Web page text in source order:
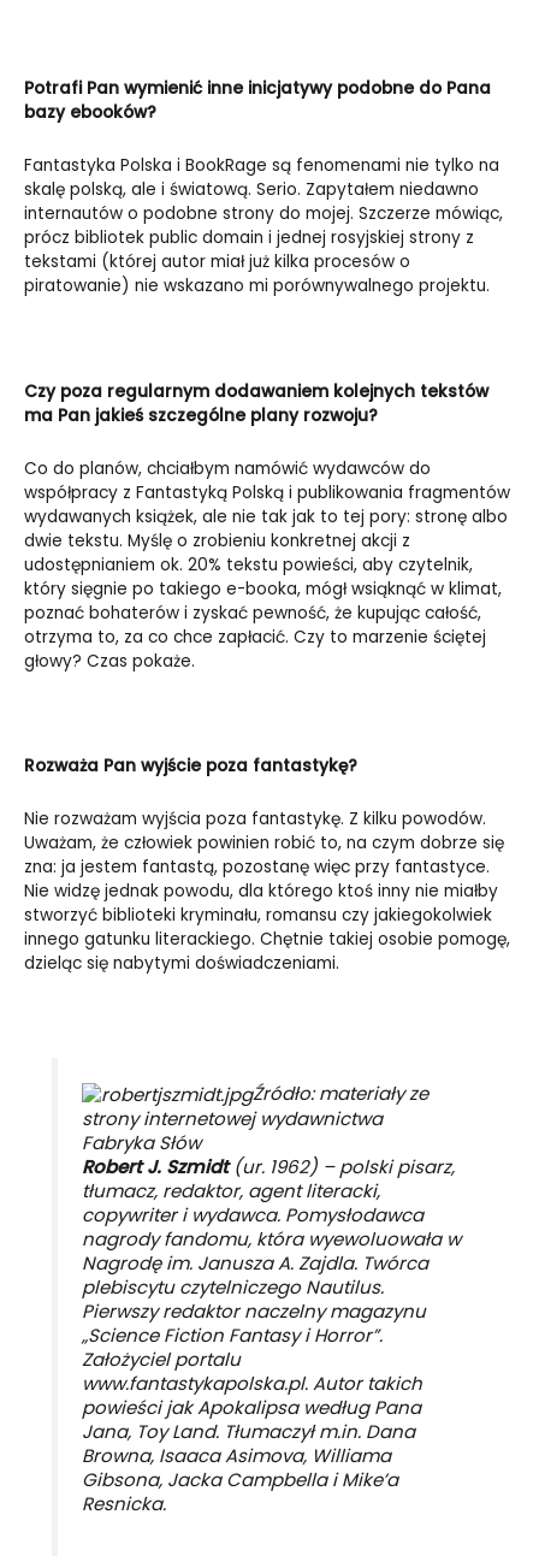
Potrafi Pan wymienić inne inicjatywy podobne do Pana
bazy ebooków?
Fantastyka Polska i BookRage są fenomenami nie tylko na
skalę polską, ale i światową. Serio. Zapytałem niedawno
internautów o podobne strony do mojej. Szczerze mówiąc,
prócz bibliotek public domain i jednej rosyjskiej strony z
tekstami (której autor miał już kilka procesów o
piratowanie) nie wskazano mi porównywalnego projektu.
Czy poza regularnym dodawaniem kolejnych tekstów
ma Pan jakieś szczególne plany rozwoju?
Co do planów, chciałbym namówić wydawców do
współpracy z Fantastyką Polską i publikowania fragmentów
wydawanych książek, ale nie tak jak to tej pory: stronę albo
dwie tekstu. Myślę o zrobieniu konkretnej akcji z
udostępnianiem ok. 20% tekstu powieści, aby czytelnik,
który sięgnie po takiego e-booka, mógł wsiąknąć w klimat,
poznać bohaterów i zyskać pewność, że kupując całość,
otrzyma to, za co chce zapłacić. Czy to marzenie ściętej
głowy? Czas pokaże.
Rozważa Pan wyjście poza fantastykę?
Nie rozważam wyjścia poza fantastykę. Z kilku powodów.
Uważam, że człowiek powinien robić to, na czym dobrze się
zna: ja jestem fantastą, pozostanę więc przy fantastyce.
Nie widzę jednak powodu, dla którego ktoś inny nie miałby
stworzyć biblioteki kryminału, romansu czy jakiegokolwiek
innego gatunku literackiego. Chętnie takiej osobie pomogę,
dzieląc się nabytymi doświadczeniami.
Źródło: materiały ze
strony internetowej wydawnictwa
Fabryka Słów
Robert J. Szmidt(ur. 1962) – polski pisarz,
tłumacz, redaktor, agent literacki,
copywriter i wydawca. Pomysłodawca
nagrody fandomu, która wyewoluowała w
Nagrodę im. Janusza A. Zajdla. Twórca
plebiscytu czytelniczego Nautilus.
Pierwszy redaktor naczelny magazynu
„Science Fiction Fantasy i Horror”.
Założyciel portalu
www.fantastykapolska.pl. Autor takich
powieści jakApokalipsa według Pana
Jana, Toy Land. Tłumaczył m.in. Dana
Browna, Isaaca Asimova, Williama
Gibsona, Jacka Campbella i Mike’a
Resnicka.